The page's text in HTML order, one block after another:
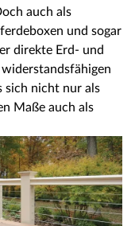
auch als
und sogar
direkte Erd- und
sich nicht nur als
Maße auch als